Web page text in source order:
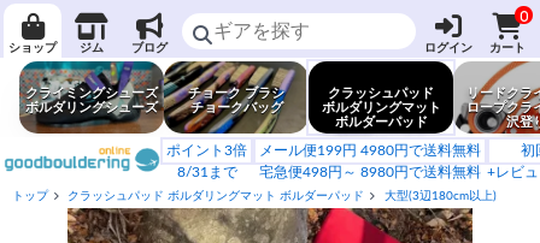
ショップ ジム ブログ ログイン
0
カート
クライミングシューズ
ボルダリングシューズ
チョーク ブラシ
チョークバッグ
クラッシュパッド
ボルダリングマット
ボルダーパッド
リードクラ
ロープクラ
沢登
ポイント3倍
8/31まで
メール便199円 4980円で送料無料
宅急便498円～ 8980円で送料無料
初
+レビ
トップ クラッシュパッド ボルダリングマット ボルダーパッド 大型(3辺180cm以上)